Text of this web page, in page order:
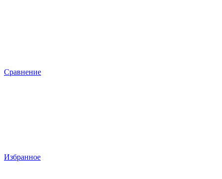
Сравнение
Избранное